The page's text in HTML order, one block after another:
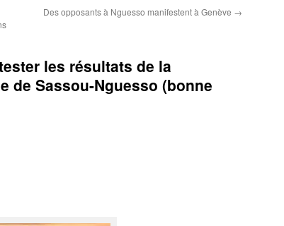
Des opposants à Nguesso manifestent à Genève →
les résultats de la
de Sassou-Nguesso (bonne